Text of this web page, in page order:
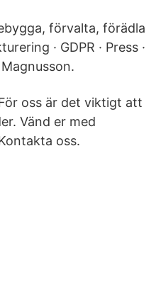
förvalta, förädla
· GDPR · Press ·
oss är det viktigt att
Vänd er med
oss.